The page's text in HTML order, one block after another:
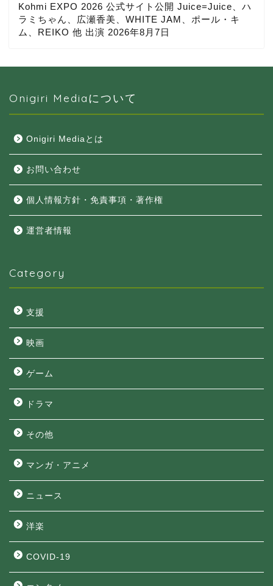
Kohmi EXPO 2026 公式サイト公開 Juice=Juice、ハ
ラミちゃん、広瀬香美、WHITE JAM、ポール・キ
ム、REIKO 他 出演 2026年8月7日
Onigiri Mediaについて
Onigiri Mediaとは
お問い合わせ
個人情報方針・免責事項・著作権
運営者情報
Category
支援
映画
ゲーム
ドラマ
その他
マンガ・アニメ
ニュース
洋楽
COVID-19